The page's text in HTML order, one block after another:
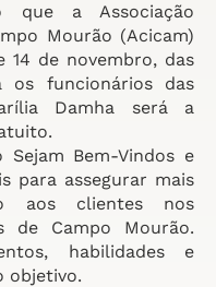
que a Associação
Mourão (Acicam)
14 de novembro, das
os funcionários das
Damha será a
Bem-Vindos e
para assegurar mais
aos clientes nos
de Campo Mourão.
habilidades e
objetivo.